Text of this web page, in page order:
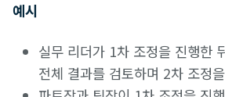
예시
실무 리더가 1차 조정을 진행한
전체 결과를 검토하며 2차 조정